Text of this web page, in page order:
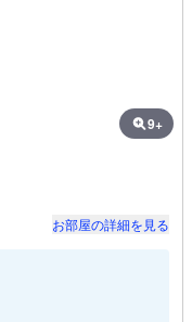
9+
お部屋の詳細を見る